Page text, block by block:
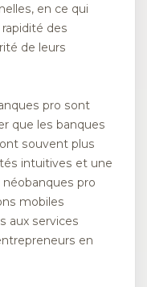
en ce qui
des
de leurs
pro sont
que les banques
souvent plus
intuitives et une
pro
mobiles
aux services
en